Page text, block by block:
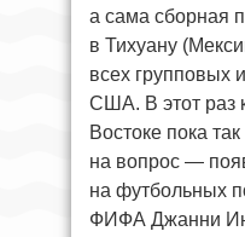
а сама сборная
в Тихуану
всех групповых
США. В этот раз
Востоке пока
на вопрос —
на футбольных
ФИФА Джанни